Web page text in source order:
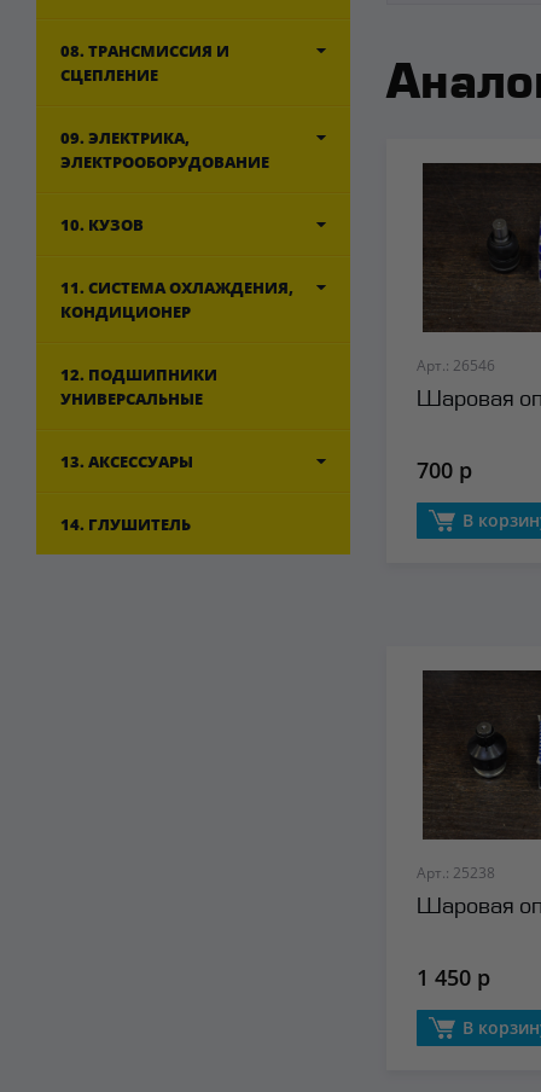
08. ТРАНСМИССИЯ И
СЦЕПЛЕНИЕ
09. ЭЛЕКТРИКА,
ЭЛЕКТРООБОРУДОВАНИЕ
10. КУЗОВ
11. СИСТЕМА ОХЛАЖДЕНИЯ,
КОНДИЦИОНЕР
12. ПОДШИПНИКИ
УНИВЕРСАЛЬНЫЕ
13. АКСЕССУАРЫ
14. ГЛУШИТЕЛЬ
Арт.: 26546
Шаровая
700 р
В
Арт.: 25238
Шаровая
1 450 р
В